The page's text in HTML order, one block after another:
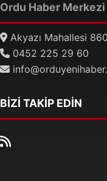
Ordu Haber Merkezi
Akyazı Mahallesi
0452 225 29 60
BİZİ TAKİP EDİN